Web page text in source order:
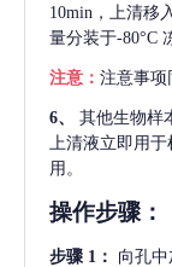
10min，上清移
量分装于-80°C
注意： 注意事项
6、 其他生物样
上清液立即用
用。
操作步骤：
步骤 1： 向孔中